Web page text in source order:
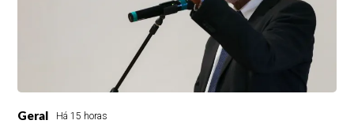
Geral Há 15 horas